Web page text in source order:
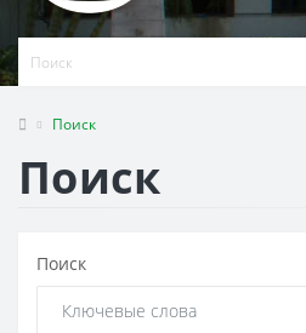
Поиск
Поиск
Поиск